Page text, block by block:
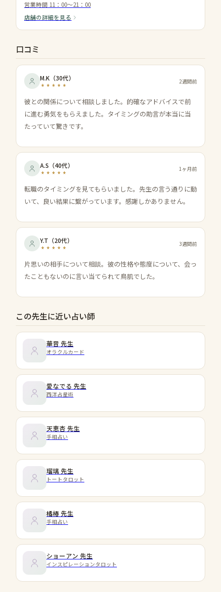
営業時間 11：00～21：00
店舗の詳細を見る
口コミ
M.K （30代） 2週間前
彼との関係について相談しました。的確なアドバイスで前
に進む勇気をもらえました。タイミングの助言が本当に当
たっていて驚きです。
A.S （40代） 1ヶ月前
転職のタイミングを見てもらいました。先生の言う通りに動
いて、良い結果に繋がっています。感謝しかありません。
Y.T （20代） 3週間前
片思いの相手について相談。彼の性格や態度について、会っ
たこともないのに言い当てられて鳥肌でした。
この先生に近い占い師
華音 先生
オラクルカード
愛なでる 先生
西洋占星術
天恵杏 先生
手相占い
瑠璃 先生
トートタロット
橘椿 先生
手相占い
ショーアン 先生
インスピレーションタロット